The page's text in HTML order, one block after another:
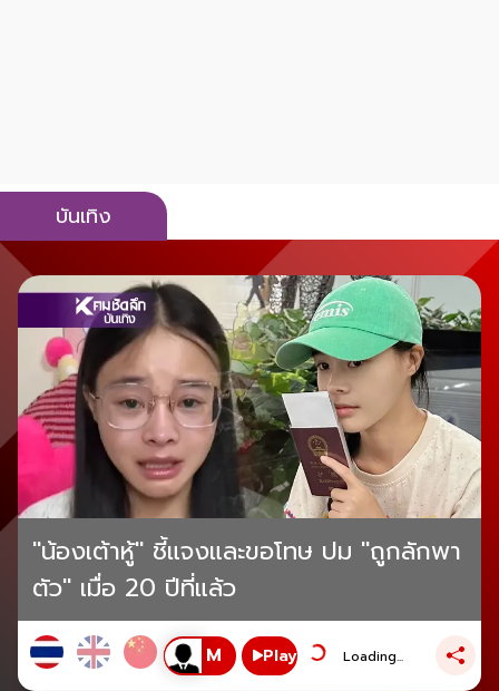
บันเทิง
"น้องเต้าหู้" ชี้แจงและขอโทษ ปม "ถูกลักพา
ตัว" เมื่อ 20 ปีที่แล้ว
Play Loading...